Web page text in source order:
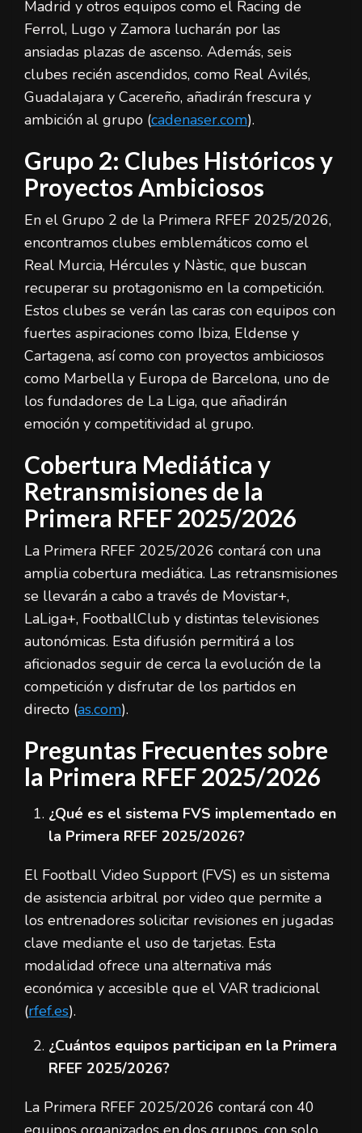
Madrid y otros equipos como el Racing de
Ferrol, Lugo y Zamora lucharán por las
ansiadas plazas de ascenso. Además, seis
clubes recién ascendidos, como Real Avilés,
Guadalajara y Cacereño, añadirán frescura y
ambición al grupo (cadenaser.com).
Grupo 2: Clubes Históricos y
Proyectos Ambiciosos
En el Grupo 2 de la Primera RFEF 2025/2026,
encontramos clubes emblemáticos como el
Real Murcia, Hércules y Nàstic, que buscan
recuperar su protagonismo en la competición.
Estos clubes se verán las caras con equipos con
fuertes aspiraciones como Ibiza, Eldense y
Cartagena, así como con proyectos ambiciosos
como Marbella y Europa de Barcelona, uno de
los fundadores de La Liga, que añadirán
emoción y competitividad al grupo.
Cobertura Mediática y
Retransmisiones de la
Primera RFEF 2025/2026
La Primera RFEF 2025/2026 contará con una
amplia cobertura mediática. Las retransmisiones
se llevarán a cabo a través de Movistar+,
LaLiga+, FootballClub y distintas televisiones
autonómicas. Esta difusión permitirá a los
aficionados seguir de cerca la evolución de la
competición y disfrutar de los partidos en
directo (as.com).
Preguntas Frecuentes sobre
la Primera RFEF 2025/2026
¿Qué es el sistema FVS implementado en
la Primera RFEF 2025/2026?
El Football Video Support (FVS) es un sistema
de asistencia arbitral por video que permite a
los entrenadores solicitar revisiones en jugadas
clave mediante el uso de tarjetas. Esta
modalidad ofrece una alternativa más
económica y accesible que el VAR tradicional
(rfef.es).
¿Cuántos equipos participan en la Primera
RFEF 2025/2026?
La Primera RFEF 2025/2026 contará con 40